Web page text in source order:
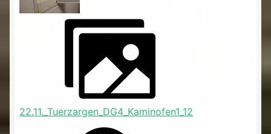
22.11._Tuerzargen_DG4_Kaminofen1_12